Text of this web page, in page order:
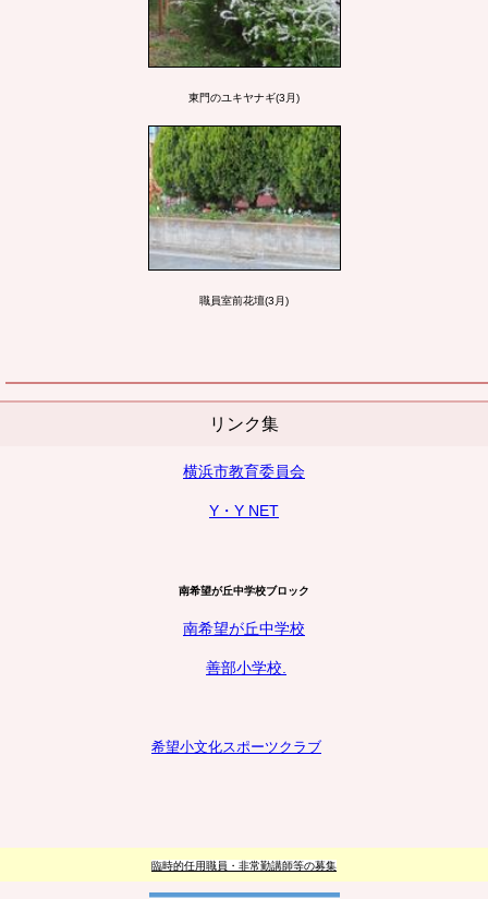
東門のユキヤナギ(3月)
職員室前花壇(3月)
リンク集
横浜市教育委員会
Y・Y NET
南希望が丘中学校ブロック
南希望が丘中学校
善部小学校.
希望小文化スポーツクラブ
臨時的任用職員・非常勤講師等の募集